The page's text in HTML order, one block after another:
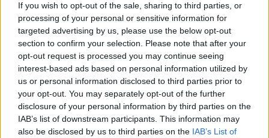
If you wish to opt-out of the sale, sharing to third parties, or
processing of your personal or sensitive information for
targeted advertising by us, please use the below opt-out
section to confirm your selection. Please note that after your
opt-out request is processed you may continue seeing
interest-based ads based on personal information utilized by
us or personal information disclosed to third parties prior to
your opt-out. You may separately opt-out of the further
disclosure of your personal information by third parties on the
IAB’s list of downstream participants. This information may
also be disclosed by us to third parties on the IAB’s List of
jellemzik a podcastet. A podcast vendégei
között gyakran találunk ismert
véleményvezéreket és elismert szakértőket,
akik segítségével a Minden Kiberül
házigazdája könnyebben tudja bemutatni
és a hallgatóknak közelebb hozni a
kiberbiztonságot, valamint az online
csalásokat.